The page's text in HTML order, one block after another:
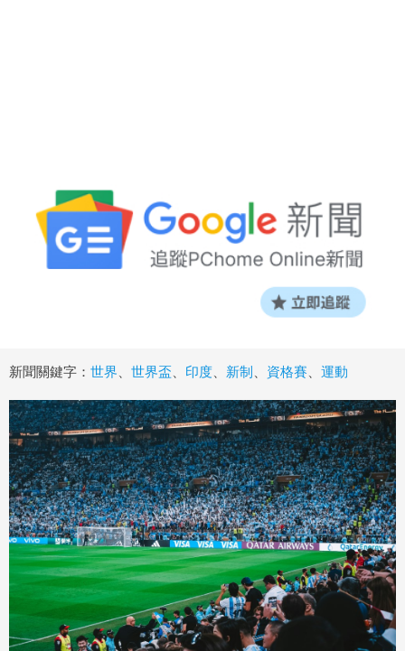
新聞關鍵字： 世界 世界盃 印度 新制 資格賽 運動